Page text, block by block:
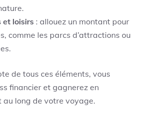
et loisirs : allouez un montant pour
comme les parcs d’attractions ou
de tous ces éléments, vous
financier et gagnerez en
long de votre voyage.